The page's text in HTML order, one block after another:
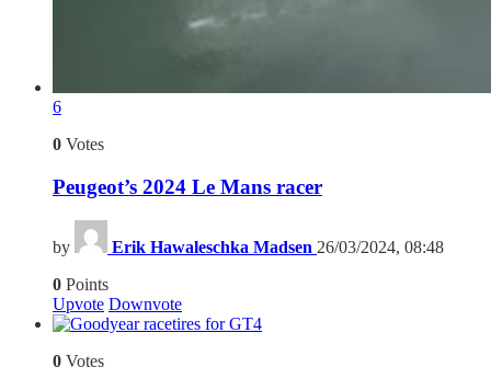
6
0 Votes
Peugeot’s 2024 Le Mans racer
by Erik Hawaleschka Madsen 26/03/2024, 08:48
0 Points
Upvote Downvote
4
0 Votes